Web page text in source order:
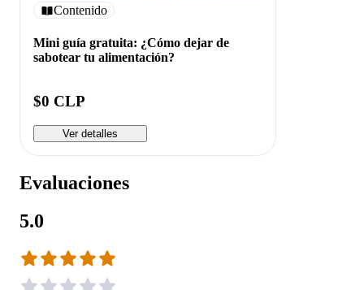
Contenido
Mini guía gratuita: ¿Cómo dejar de
sabotear tu alimentación?
$0 CLP
Ver detalles
Evaluaciones
5.0